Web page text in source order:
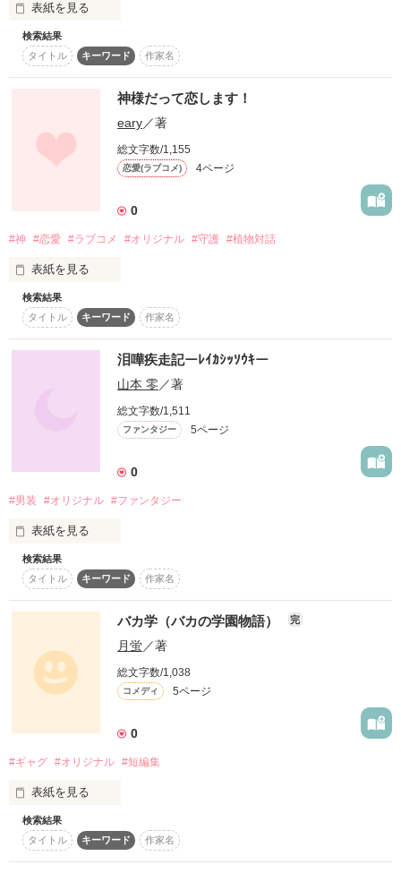
「必ず行く、待っていて」
「絶対だよ、必ず来てね」
宵闇の奏でる、幻想的なtragic……。
「夜シリーズ」第二作目
→「ある晴れた日に…：２」
parallel world story
→「ひとつの笑顔」
＊＊完成…2014.02.20＊＊
＊＊最終確認…2014.02.21＊＊
＊＊公開…2014.02.22＊＊
†PV2000超 ありがとうございます†
作品を読む
お前が
少しだけでも好き
といってくれるのならば
いいかもしれない
お前にこたえてやっても
＊＊＊＊＊＊＊＊＊＊＊＊＊＊＊
頭がよくて人気者の小沢浩二と
元いじめられっこで鈍感な佐野史孝の
はじめましての方が多いと思われます
昔描いた途中のものを掘り起こして
この作品はBL小説なので注意してください
かなり亀更新です年に一度とかの確立です
作品を読む
表紙を見る
オリジナルの百合小説です。
百合団地シリーズ（仮） Vol.02 雛結び
の続きの話です。
ZABADAKの吉良さんのツイートの「雨とペヤング」に影響さ
短いですが突発的に1本書いてしまいました。
タイトルは「水踊姫（すいようひめ）」と読んで下さい。
水に踊るお姫様。
水のルネス／ZABADAK
水のソルティレージュ／ZABADAK
水の踊り／ZABADAK
flow ～水の生まれた場所～／KOTOKO/I've
作品を読む
検索結果
タイトル
キーワード 作家名
神様だって恋します！
eary／著
総文字数/1,155
恋愛(ラブコメ) 4ページ
0
#神 #恋愛 #ラブコメ #オリジナル #守護 #植物対話
表紙を見る
植物と対話できる少女、此花朔夜。
ある日、地面に落ちてしまった…！？
神の世界は、今日も大忙し！
検索結果
タイトル
キーワード 作家名
泪嘩疾走記ーﾚｲｶｼｯｿｳｷー
山本 零／著
総文字数/1,511
ファンタジー 5ページ
0
#男装 #オリジナル #ファンタジー
表紙を見る
    『 我、
   この名において
      Start .
検索結果
タイトル
キーワード 作家名
バカ学（バカの学園物語） 完
月蛍／著
総文字数/1,038
コメディ 5ページ
0
#ギャグ #オリジナル #短編集
表紙を見る
おバカ達の学園生活…。
間違った知識の数々を送ります
検索結果
タイトル
キーワード 作家名